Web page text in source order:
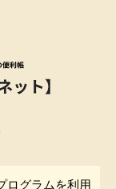
ログラムを利用